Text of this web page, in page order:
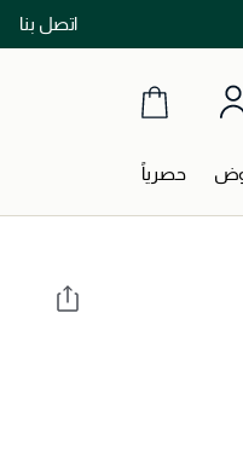
اتصل بناو ادفع لاحقاً مع تابي و تمارا!
حصرياً